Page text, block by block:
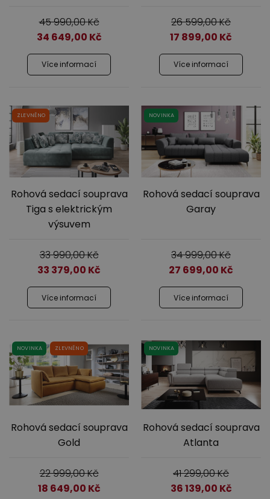
45 990,00Kč
34 649,00 Kč
Více informací
26 599,00Kč
17 899,00 Kč
Více informací
ZLEVNĚNO
Rohová sedací souprava
Tiga s elektrickým
výsuvem
33 990,00Kč
33 379,00 Kč
Více informací
NOVINKA
Rohová sedací souprava
Garay
34 999,00Kč
27 699,00 Kč
Více informací
NOVINKA ZLEVNĚNO
Rohová sedací souprava
Gold
22 999,00Kč
18 649,00 Kč
NOVINKA
Rohová sedací souprava
Atlanta
41 299,00Kč
36 139,00 Kč